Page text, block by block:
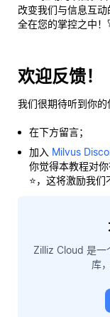
改变我们与信息互
全在您的掌控之中！
欢迎反馈！
我们很期待听到你的
在下方留言；
加入 Milvus
你觉得本教程对
⭐，这将激励我
Zilliz Cloud 是一
库